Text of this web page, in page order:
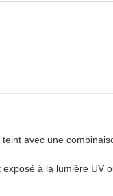
avec une
à la lumière